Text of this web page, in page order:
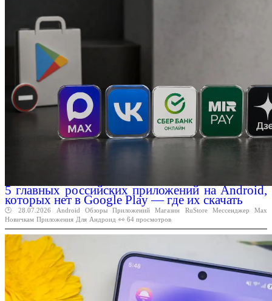
5 главных российских приложений на Android,
которых нет в Google Play — где их скачать
🕑 28.07.2026 Android Обзоры Приложений Магазин RuStore Мессенджер
Max
Новичкам Приложения Для Андроид 👀 64 просмотров